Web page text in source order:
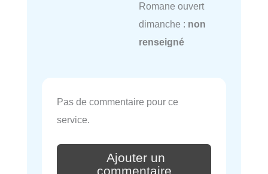
Romane ouvert
dimanche : non
renseigné
Pas de commentaire pour ce
service.
Ajouter un
commentaire